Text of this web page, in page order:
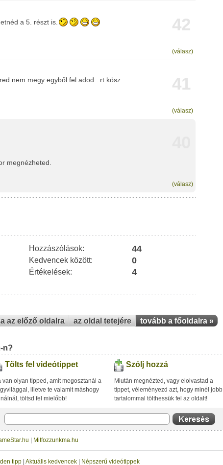
42
a 5. részt is.
(válasz)
41
nem megy egyből fel adod.. rt kösz
(válasz)
megnézheted.
(válasz)
Hozzászólások: 44
Kedvencek között: 0
Értékelések: 4
az előző oldalra az oldal tetejére tovább a főoldalra »
n?
Tölts fel videótippet
van olyan tipped, amit megosztanál a
illetve te valamit máshogy
töltsd fel mielőbb!
Szólj hozzá
Miután megnézted, vagy elolvastad a
tippet, véleményezd azt, hogy minél jobb
tartalommal tölthessük fel az oldalt!
Mitfozzunkma.hu
tipp Aktuális kedvencek Népszerű videótippek